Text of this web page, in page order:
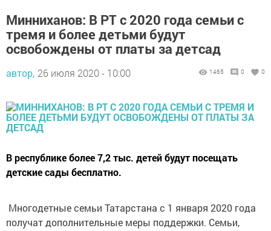
Минниханов: В РТ с 2020 года семьи с
тремя и более детьми будут
освобождены от платы за детсад
автор, 26 июля 2020 - 10:00 1465 0 0
В республике более 7,2 тыс. детей будут посещать
детские сады бесплатно.
Многодетные семьи Татарстана с 1 января 2020 года
получат дополнительные меры поддержки. Семьи,